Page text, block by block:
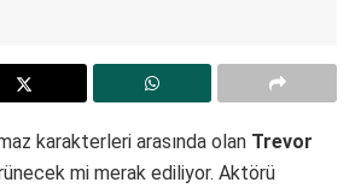
karakterleri arasında olan Trevor
mi merak ediliyor. Aktörü